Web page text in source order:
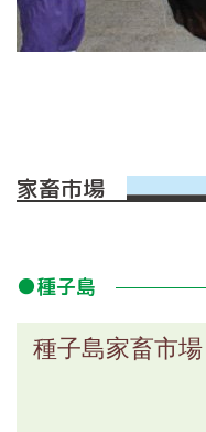
家畜市場
●種子島
種子島家畜市場